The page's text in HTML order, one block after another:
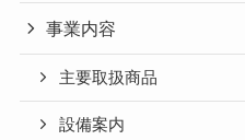
事業内容
主要取扱商品
設備案内